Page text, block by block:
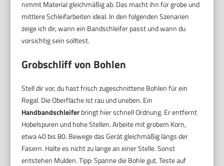
nimmt Material gleichmäßig ab. Das macht ihn für grobe und
mittlere Schleifarbeiten ideal. In den folgenden Szenarien
zeige ich dir, wann ein Bandschleifer passt und wann du
vorsichtig sein solltest.
Grobschliff von Bohlen
Stell dir vor, du hast frisch zugeschnittene Bohlen für ein
Regal. Die Oberfläche ist rau und uneben. Ein
Handbandschleiferbringt hier schnell Ordnung. Er entfernt
Hobelspuren und hohe Stellen. Arbeite mit grobem Korn,
etwa 40 bis 80. Bewege das Gerät gleichmäßig längs der
Fasern. Halte es nicht zu lange an einer Stelle. Sonst
entstehen Mulden. Tipp: Spanne die Bohle gut. Teste auf